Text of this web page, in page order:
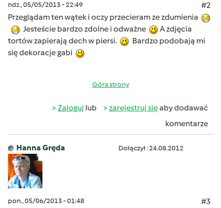
ndz., 05/05/2013 - 22:49
#2
Przeglądam ten wątek i oczy przecieram ze zdumienia
Jesteście bardzo zdolne i odważne
A zdjęcia
tortów zapierają dech w piersi.
Bardzo podobają mi
się dekoracje gabi
Góra strony
Zaloguj lub zarejestruj sięaby dodawać
komentarze
Hanna Gręda Dołączył : 24.08.2012
pon., 05/06/2013 - 01:48
#3